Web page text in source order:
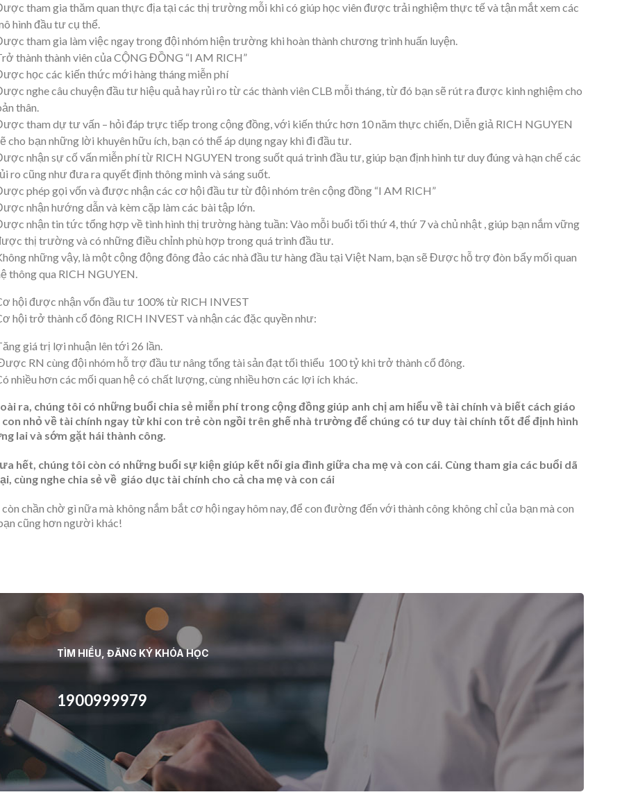
tham gia thăm quan thực địa tại các thị trường mỗi khi có giúp học viên được trải nghiệm thực tế và tận mắt xem các
hình đầu tư cụ thể.
tham gia làm việc ngay trong đội nhóm hiện trường khi hoàn thành chương trình huấn luyện.
thành thành viên của CỘNG ĐỒNG “I AM RICH”
học các kiến thức mới hàng tháng miễn phí
nghe câu chuyện đầu tư hiệu quả hay rủi ro từ các thành viên CLB mỗi tháng, từ đó bạn sẽ rút ra được kinh nghiệm cho
thân.
tham dự tư vấn – hỏi đáp trực tiếp trong cộng đồng, với kiến thức hơn 10 năm thực chiến, Diễn giả RICH NGUYEN
cho bạn những lời khuyên hữu ích, bạn có thể áp dụng ngay khi đi đầu tư.
nhận sự cố vấn miễn phí từ RICH NGUYEN trong suốt quá trình đầu tư, giúp bạn định hình tư duy đúng và hạn chế các
ro cũng như đưa ra quyết định thông minh và sáng suốt.
phép gọi vốn và được nhận các cơ hội đầu tư từ đội nhóm trên cộng đồng “I AM RICH”
nhận hướng dẫn và kèm cặp làm các bài tập lớn.
nhận tin tức tổng hợp về tình hình thị trường hàng tuần: Vào mỗi buổi tối thứ 4, thứ 7 và chủ nhật , giúp bạn nắm vững
thị trường và có những điều chỉnh phù hợp trong quá trình đầu tư.
những vậy, là một cộng động đông đảo các nhà đầu tư hàng đầu tại Việt Nam, bạn sẽ Được hỗ trợ đòn bẩy mối quan
thông qua RICH NGUYEN.
hội được nhận vốn đầu tư 100% từ RICH INVEST
hội trở thành cổ đông RICH INVEST và nhận các đặc quyền như:
giá trị lợi nhuận lên tới 26 lần.
RN cùng đội nhóm hỗ trợ đầu tư nâng tổng tài sản đạt tối thiểu 100 tỷ khi trở thành cổ đông.
nhiều hơn các mối quan hệ có chất lượng, cùng nhiều hơn các lợi ích khác.
ra, chúng tôi có những buổi chia sẻ miễn phí trong cộng đồng giúp anh chị am hiểu về tài chính và biết cách giáo
con nhỏ về tài chính ngay từ khi con trẻ còn ngồi trên ghế nhà trường để chúng có tư duy tài chính tốt để định hình
lai và sớm gặt hái thành công.
hết, chúng tôi còn có những buổi sự kiện giúp kết nối gia đình giữa cha mẹ và con cái. Cùng tham gia các buổi dã
cùng nghe chia sẻ về giáo dục tài chính cho cả cha mẹ và con cái
còn chần chờ gì nữa mà không nắm bắt cơ hội ngay hôm nay, để con đường đến với thành công không chỉ của bạn mà con
cũng hơn người khác!
TÌM HIỂU, ĐĂNG KÝ KHÓA HỌC
1900999979